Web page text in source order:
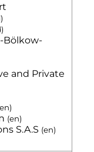
)
)
Bölkow-
and Private
en)
(en)
S.A.S (en)